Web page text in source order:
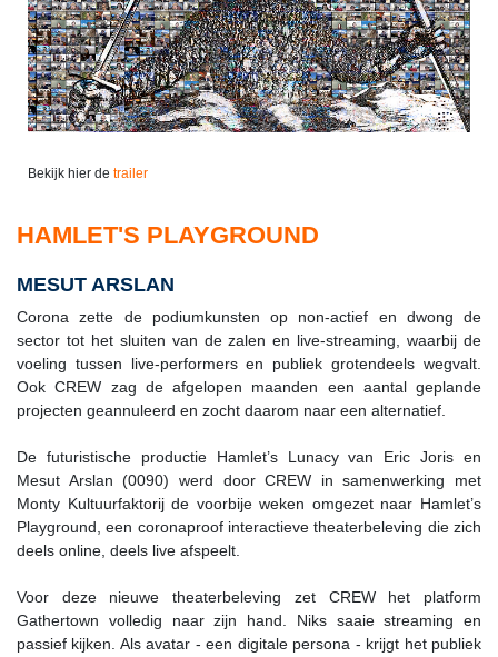
Bekijk hier de trailer
HAMLET'S PLAYGROUND
MESUT ARSLAN
Corona zette de podiumkunsten op non-actief en dwong de
sector tot het sluiten van de zalen en live-streaming, waarbij de
voeling tussen live-performers en publiek grotendeels wegvalt.
Ook CREW zag de afgelopen maanden een aantal geplande
projecten geannuleerd en zocht daarom naar een alternatief.
De futuristische productie Hamlet’s Lunacy van Eric Joris en
Mesut Arslan (0090) werd door CREW in samenwerking met
Monty Kultuurfaktorij de voorbije weken omgezet naar Hamlet’s
Playground, een coronaproof interactieve theaterbeleving die zich
deels online, deels live afspeelt.
Voor deze nieuwe theaterbeleving zet CREW het platform
Gathertown volledig naar zijn hand. Niks saaie streaming en
passief kijken. Als avatar - een digitale persona - krijgt het publiek